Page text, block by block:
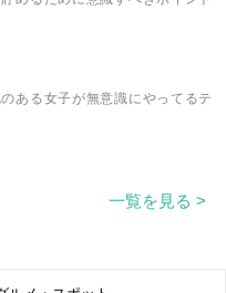
ある女子が無意識にやってるテ
一覧を見る >